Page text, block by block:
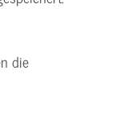
die